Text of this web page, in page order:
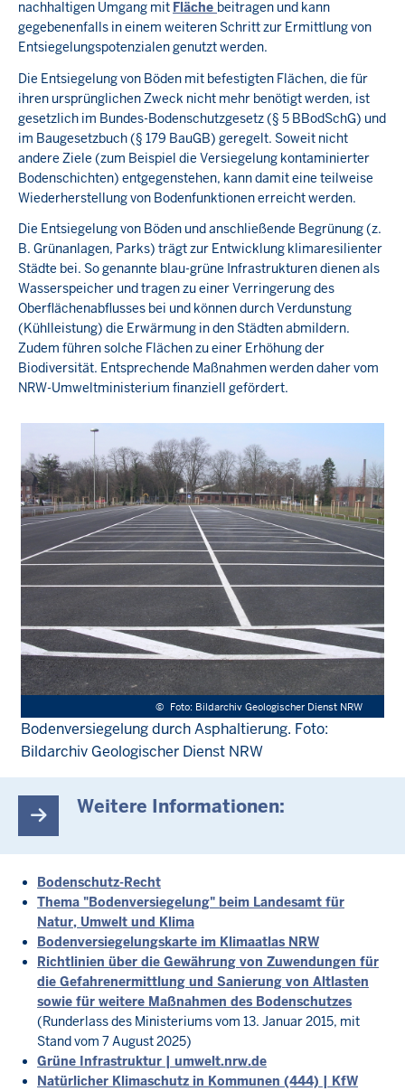
nachhaltigen Umgang mit Fläche beitragen und kann
gegebenenfalls in einem weiteren Schritt zur Ermittlung von
Entsiegelungspotenzialen genutzt werden.
Die Entsiegelung von Böden mit befestigten Flächen, die für
ihren ursprünglichen Zweck nicht mehr benötigt werden, ist
gesetzlich im Bundes-Bodenschutzgesetz (§ 5 BBodSchG) und
im Baugesetzbuch (§ 179 BauGB) geregelt. Soweit nicht
andere Ziele (zum Beispiel die Versiegelung kontaminierter
Bodenschichten) entgegenstehen, kann damit eine teilweise
Wiederherstellung von Bodenfunktionen erreicht werden.
Die Entsiegelung von Böden und anschließende Begrünung (z.
B. Grünanlagen, Parks) trägt zur Entwicklung klimaresilienter
Städte bei. So genannte blau-grüne Infrastrukturen dienen als
Wasserspeicher und tragen zu einer Verringerung des
Oberflächenabflusses bei und können durch Verdunstung
(Kühlleistung) die Erwärmung in den Städten abmildern.
Zudem führen solche Flächen zu einer Erhöhung der
Biodiversität. Entsprechende Maßnahmen werden daher vom
NRW-Umweltministerium finanziell gefördert.
© Foto: Bildarchiv Geologischer Dienst NRW
Bodenversiegelung durch Asphaltierung. Foto:
Bildarchiv Geologischer Dienst NRW
Weitere Informationen:
Bodenschutz-Recht
Thema "Bodenversiegelung" beim Landesamt für
Natur, Umwelt und Klima
Bodenversiegelungskarte im Klimaatlas NRW
Richtlinien über die Gewährung von Zuwendungen für
die Gefahrenermittlung und Sanierung von Altlasten
sowie für weitere Maßnahmen des Bodenschutzes
(Runderlass des Ministeriums vom 13. Januar 2015, mit
Stand vom 7 August 2025)
Grüne Infrastruktur | umwelt.nrw.de
Natürlicher Klimaschutz in Kommunen (444) | KfW